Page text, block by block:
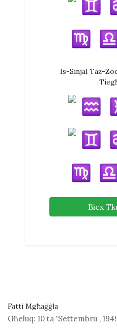
Is-Sinjal Taż-
Biex
Fatti Mgħaġġla
Għeluq: 10 ta 'Settembru ,